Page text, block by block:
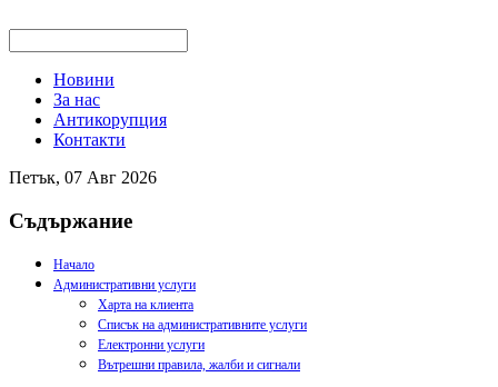
Новини
За нас
Антикорупция
Контакти
Петък, 07 Авг 2026
Съдържание
Начало
Административни услуги
Харта на клиента
Списък на административните услуги
Електронни услуги
Вътрешни правила, жалби и сигнали